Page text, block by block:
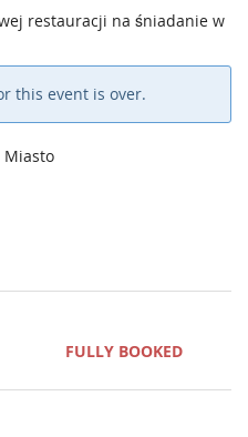
restauracji na śniadanie w
this event is over.
Miasto
FULLY BOOKED